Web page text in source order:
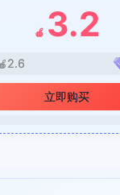
🍎 3.2
2.6
立即购买